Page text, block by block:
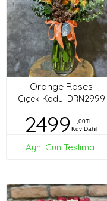
Orange Roses
Çiçek Kodu: DRN2999
2499
,00TL
Kdv Dahil
Aynı Gün Teslimat